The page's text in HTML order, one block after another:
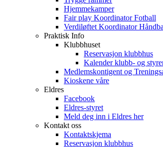
Hjemmekamper
Fair play Koordinator Fotball
Verdiløftet Koordinator
Praktisk Info
Klubbhuset
Reservasjon klubbhus
Kalender klubb- og
Medlemskontigent og
Kioskene våre
Eldres
Facebook
Eldres-styret
Meld deg inn i Eldres her
Kontakt oss
Kontaktskjema
Reservasjon klubbhus